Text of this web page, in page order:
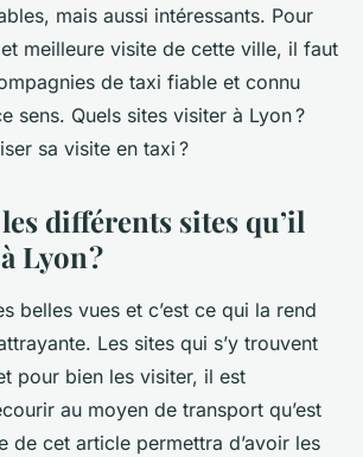
mais aussi intéressants. Pour
meilleure visite de cette ville, il faut
de taxi fiable et connu
sens. Quels sites visiter à Lyon ?
sa visite en taxi ?
différents sites qu’il
Lyon ?
belles vues et c’est ce qui la rend
Les sites qui s’y trouvent
pour bien les visiter, il est
au moyen de transport qu’est
de cet article permettra d’avoir les